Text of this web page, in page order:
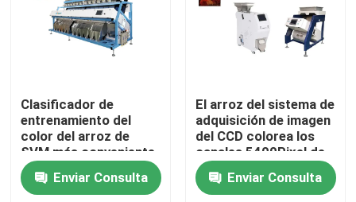
Clasificador del color del trigo
clasificador del color del cacahuete
Los granos de café colorean el clasificador
Clasificador de
entrenamiento del
color del arroz de
SVM más conveniente
y más rápido
Enviar Consulta
El arroz del sistema de
adquisición de imagen
del CCD colorea los
canales 5400Pixel de
la clasificadora 64
Enviar Consulta